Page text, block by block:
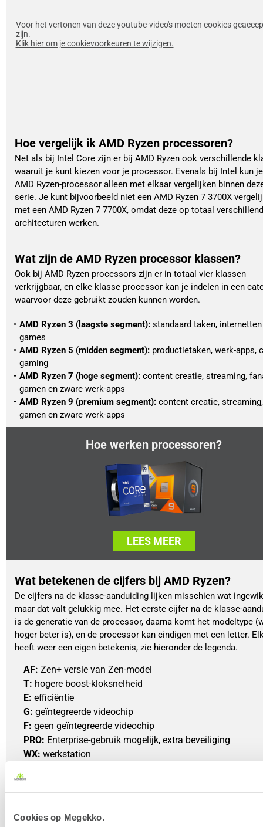
Cookies op Megekko.
Voor het vertonen van deze youtube-video's moeten cookies
zijn.
Klik hier om je cookievoorkeuren te wijzigen.
Hoe vergelijk ik AMD Ryzen processoren?
Net als bij Intel Core zijn er bij AMD Ryzen ook verschillende
waaruit je kunt kiezen voor je processor. Evenals bij Intel kun
AMD Ryzen-processor alleen met elkaar vergelijken binnen
serie. Je kunt bijvoorbeeld niet een AMD Ryzen 7 3700X
met een AMD Ryzen 7 7700X, omdat deze op totaal
architecturen werken.
Wat zijn de AMD Ryzen processor klassen?
Ook bij AMD Ryzen processors zijn er in totaal vier klassen
verkrijgbaar, en elke klasse processor kan je indelen in een
waarvoor deze gebruikt zouden kunnen worden.
AMD Ryzen 3 (laagste segment): standaard taken,
games
AMD Ryzen 5 (midden segment): productietaken, werk-apps,
gaming
AMD Ryzen 7 (hoge segment): content creatie, streaming,
gamen en zware werk-apps
AMD Ryzen 9 (premium segment): content creatie,
gamen en zware werk-apps
Hoe werken processoren?
LEES MEER
Wat betekenen de cijfers bij AMD Ryzen?
De cijfers na de klasse-aanduiding lijken misschien wat
maar dat valt gelukkig mee. Het eerste cijfer na de klasse-
is de generatie van de processor, daarna komt het modeltype
hoger beter is), en de processor kan eindigen met een letter.
heeft weer een eigen betekenis, zie hieronder de legenda.
AF: Zen+ versie van Zen-model
T: hogere boost-kloksnelheid
E: efficiëntie
G: geïntegreerde videochip
F: geen geïntegreerde videochip
PRO: Enterprise-gebruik mogelijk, extra beveiliging
WX: werkstation
X:
3D: V-cache (voor verbeterde spelprestaties)
HS: ~35W+ (gaming/creator)